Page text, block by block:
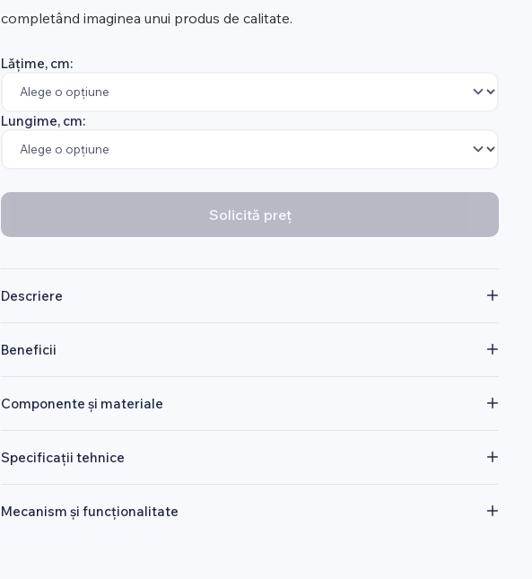
completând imaginea unui produs de calitate.
Lățime, cm:
Lungime, cm:
Solicită preț
Descriere
Beneficii
Componente și materiale
Specificații tehnice
Mecanism și funcționalitate